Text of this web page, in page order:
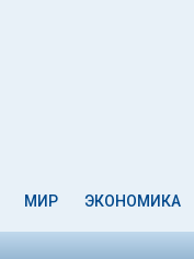
МИР ЭКОНОМИКА